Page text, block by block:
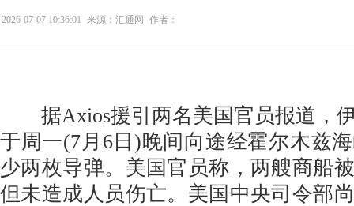
2026-07-07 10:36:01 来源：汇通网 作者：
据Axios援引两名美国官员报道，
于周一(7月6日)晚间向途经霍尔木兹
少两枚导弹。美国官员称，两艘商船
但未造成人员伤亡。美国中央司令部